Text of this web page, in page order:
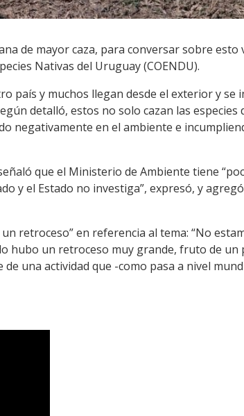
de mayor caza, para conversar sobre esto
Nativas del Uruguay (COENDU).
país y muchos llegan desde el exterior y se
detalló, estos no solo cazan las especies
negativamente en el ambiente e
que el Ministerio de Ambiente tiene
y el Estado no investiga”, expresó, y
retroceso” en referencia al tema: “No
hubo un retroceso muy grande, fruto de un
una actividad que -como pasa a nivel